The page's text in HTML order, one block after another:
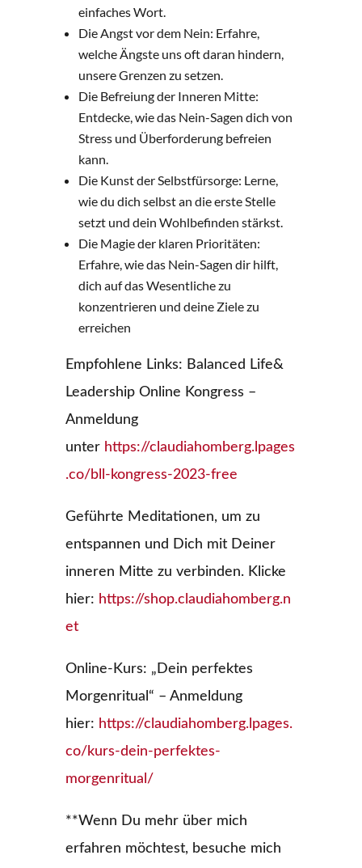
einfaches Wort.
Die Angst vor dem Nein: Erfahre,
welche Ängste uns oft daran hindern,
unsere Grenzen zu setzen.
Die Befreiung der Inneren Mitte:
Entdecke, wie das Nein-Sagen dich von
Stress und Überforderung befreien
kann.
Die Kunst der Selbstfürsorge: Lerne,
wie du dich selbst an die erste Stelle
setzt und dein Wohlbefinden stärkst.
Die Magie der klaren Prioritäten:
Erfahre, wie das Nein-Sagen dir hilft,
dich auf das Wesentliche zu
konzentrieren und deine Ziele zu
erreichen
Empfohlene Links: Balanced Life&
Leadership Online Kongress –
Anmeldung
unter https://claudiahomberg.lpages
.co/bll-kongress-2023-free
Geführte Meditationen, um zu
entspannen und Dich mit Deiner
inneren Mitte zu verbinden. Klicke
hier: https://shop.claudiahomberg.n
et
Online-Kurs: „Dein perfektes
Morgenritual“ – Anmeldung
hier: https://claudiahomberg.lpages.
co/kurs-dein-perfektes-
morgenritual/
**Wenn Du mehr über mich
erfahren möchtest, besuche mich